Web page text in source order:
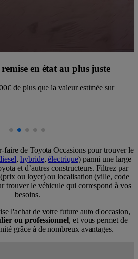
en état au plus juste
de plus que la valeur estimée sur
faire de Toyota Occasions pour trouver le
, hybride, électrique) parmi une large
et d’autres constructeurs. Filtrez par
ou loyer) ou localisation (ville, code
trouver le véhicule qui correspond à vos
besoins.
l'achat de votre future auto d'occasion,
ou professionnel, et vous permet de
grâce à de nombreux avantages.